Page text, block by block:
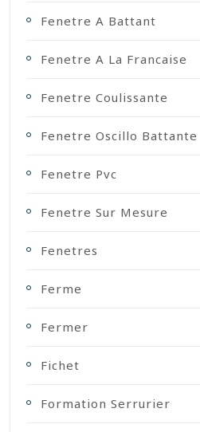
Fenetre A Battant
Fenetre A La Francaise
Fenetre Coulissante
Fenetre Oscillo Battante
Fenetre Pvc
Fenetre Sur Mesure
Fenetres
Ferme
Fermer
Fichet
Formation Serrurier